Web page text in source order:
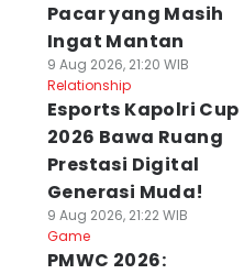
Pacar yang Masih
Ingat Mantan
9 Aug 2026, 21:20 WIB
Relationship
Esports Kapolri Cup
2026 Bawa Ruang
Prestasi Digital
Generasi Muda!
9 Aug 2026, 21:22 WIB
Game
PMWC 2026: